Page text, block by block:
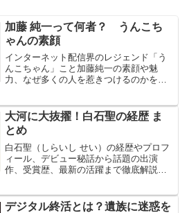
加藤 純一って何者？ うんこち
ゃんの素顔
インターネット配信界のレジェンド「う
んこちゃん」こと加藤純一の素顔や魅
力、なぜ多くの人を惹きつけるのかを徹
介します。
大河に大抜擢！白石聖の経歴 ま
とめ
白石聖（しらいし せい）の経歴やプロフ
ィール、デビュー秘話から話題の出演
作、受賞歴、最新の活躍まで徹底解説。
デジタル終活とは？遺族に迷惑を